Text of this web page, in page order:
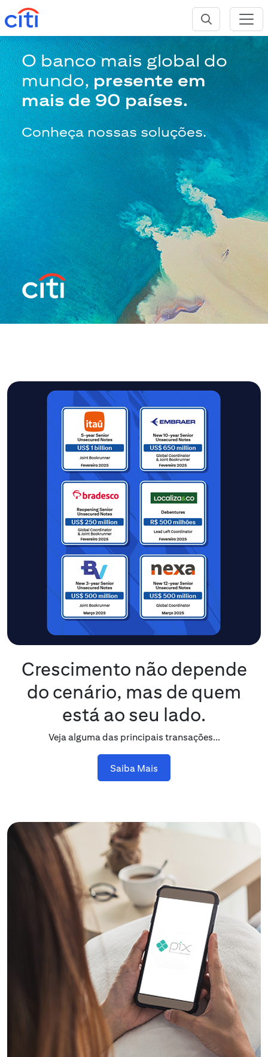
O banco mais global do
mundo,presente em
mais de 90 países.
Conheça nossas soluções.
Crescimento não depende
do cenário, mas de quem
está ao seu lado.
Veja alguma das principais transações...
Saiba Mais